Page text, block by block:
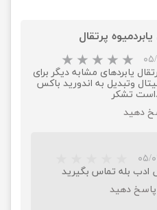
پرتقال
۰۷
یابردهای مشابه دیگر برای
وتبدیل به اندورید باکس
تشکر
دهید
۱۰
ادب بله تماس بگیرید
پاسخ دهید